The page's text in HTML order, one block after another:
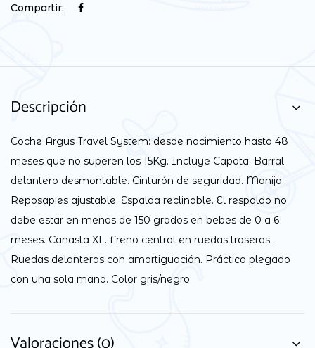
Compartir:
Descripción
Coche Argus Travel System: desde nacimiento hasta 48
meses que no superen los 15Kg. Incluye Capota. Barral
delantero desmontable. Cinturón de seguridad. Manija.
Reposapies ajustable. Espalda reclinable. El respaldo no
debe estar en menos de 150 grados en bebes de 0 a 6
meses. Canasta XL. Freno central en ruedas traseras.
Ruedas delanteras con amortiguación. Práctico plegado
con una sola mano. Color gris/negro